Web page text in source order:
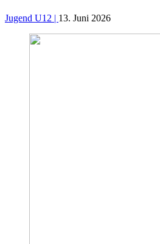
Jugend U12 | 13. Juni 2026